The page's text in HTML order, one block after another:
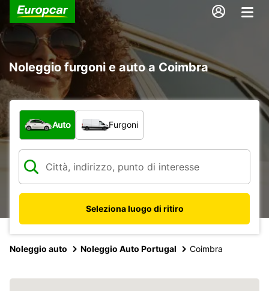
Noleggio furgoni e auto a Coimbra
Scegli la tipologia di veicolo:
Auto Furgoni
Seleziona luogo di ritiro
Noleggio auto Noleggio Auto Portugal Coimbra